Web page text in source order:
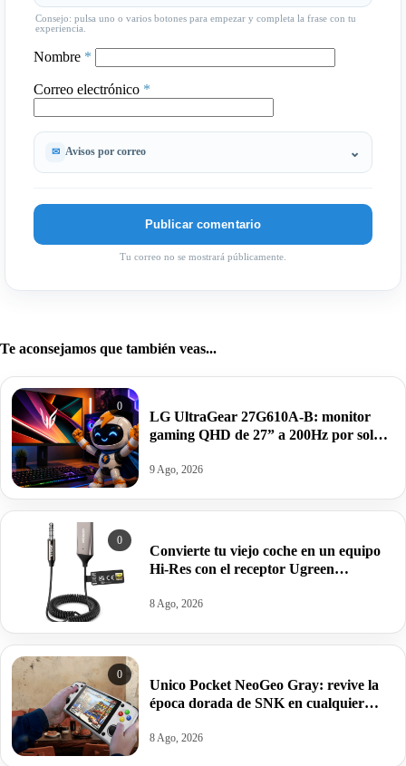
Consejo: pulsa uno o varios botones para empezar y completa la frase con tu
experiencia.
Nombre *
Correo electrónico *
Avisos por correo
Tu correo no se mostrará públicamente.
Te aconsejamos que también veas...
0
LG UltraGear 27G610A-B: monitor
gaming QHD de 27” a 200Hz por solo
9 Ago, 2026
0
Convierte tu viejo coche en un equipo
Hi-Res con el receptor Ugreen
21,99€.
8 Ago, 2026
0
Unico Pocket NeoGeo Gray: revive la
época dorada de SNK en cualquier
8 Ago, 2026